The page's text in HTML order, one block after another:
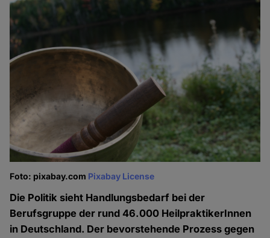
Foto: pixabay.com Pixabay License
Die Politik sieht Handlungsbedarf bei der
Berufsgruppe der rund 46.000 HeilpraktikerInnen
in Deutschland. Der bevorstehende Prozess gegen